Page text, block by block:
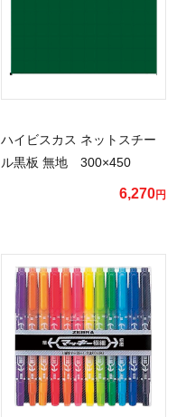
ハイビスカス ネットスチー
ル黒板 無地 300×450
6,270円